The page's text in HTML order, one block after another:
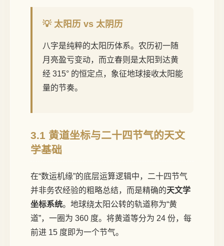
💡 太阳历 vs 太阴历
八字是纯粹的太阳历体系。农历初一随
月亮盈亏变动，而立春则是太阳到达黄
经 315° 的恒定点，象征地球接收太阳能
量的节奏。
3.1 黄道坐标与二十四节气的天文
学基础
在“数运机缘”的底层运算逻辑中，二十四节气
并非务农经验的粗略总结，而是精确的天文学
坐标系统。地球绕太阳公转的轨道称为“黄
道”，一圈为 360 度。将黄道等分为 24 份，每
前进 15 度即为一个节气。